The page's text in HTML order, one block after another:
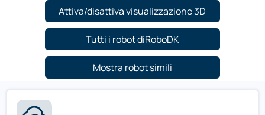
Attiva/disattiva visualizzazione 3D
Tutti i robot diRoboDK
Mostra robot simili